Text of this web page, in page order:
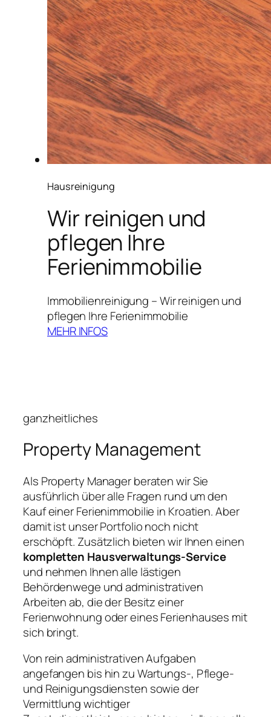
Hausreinigung
Wir reinigen und
pflegen Ihre
Ferienimmobilie
Immobilienreinigung – Wir reinigen und
pflegen Ihre Ferienimmobilie
MEHR INFOS
ganzheitliches
Property Management
Als Property Manager beraten wir Sie
ausführlich über alle Fragen rund um den
Kauf einer Ferienimmobilie in Kroatien. Aber
damit ist unser Portfolio noch nicht
erschöpft. Zusätzlich bieten wir Ihnen einen
kompletten Hausverwaltungs-Service
und nehmen Ihnen alle lästigen
Behördenwege und administrativen
Arbeiten ab, die der Besitz einer
Ferienwohnung oder eines Ferienhauses mit
sich bringt.
Von rein administrativen Aufgaben
angefangen bis hin zu Wartungs-, Pflege-
und Reinigungsdiensten sowie der
Vermittlung wichtiger